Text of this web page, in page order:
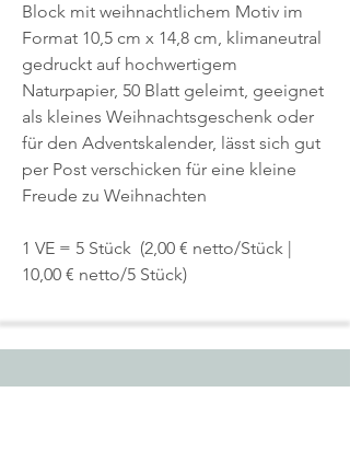
Block mit weihnachtlichem Motiv im
Format 10,5 cm x 14,8 cm, klimaneutral
gedruckt auf hochwertigem
Naturpapier, 50 Blatt geleimt, geeignet
als kleines Weihnachtsgeschenk oder
für den Adventskalender, lässt sich gut
per Post verschicken für eine kleine
Freude zu Weihnachten
1 VE = 5 Stück (2,00 € netto/Stück |
10,00 € netto/5 Stück)